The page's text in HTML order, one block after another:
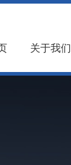
关于我们